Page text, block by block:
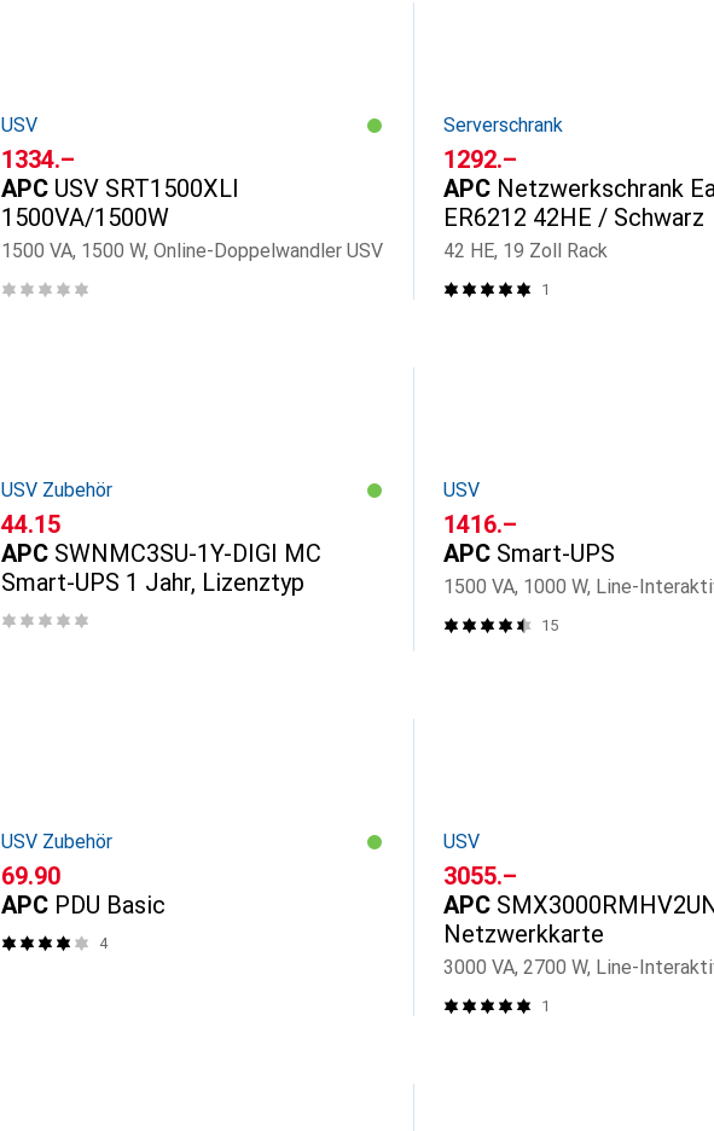
USV
CHF
1334.–
APC USV SRT1500XLI
1500VA/1500W
1500 VA, 1500 W, Online-Doppelwandler USV
Serverschrank
CHF
1292.–
APC Netzwerkschrank
ER6212 42HE / Schwarz
42 HE, 19 Zoll Rack
1
USV Zubehör
CHF
44.15
APC SWNMC3SU-1Y-DIGI MC
Smart-UPS 1 Jahr, Lizenztyp
USV
CHF
1416.–
APC Smart-UPS
1500 VA, 1000 W, Line-
15
USV Zubehör
CHF
69.90
APC PDU Basic
4
USV
CHF
3055.–
APC
Netzwerkkarte
3000 VA, 2700 W, Line-
1